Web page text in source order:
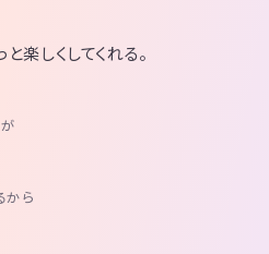
楽しくしてくれる。
から